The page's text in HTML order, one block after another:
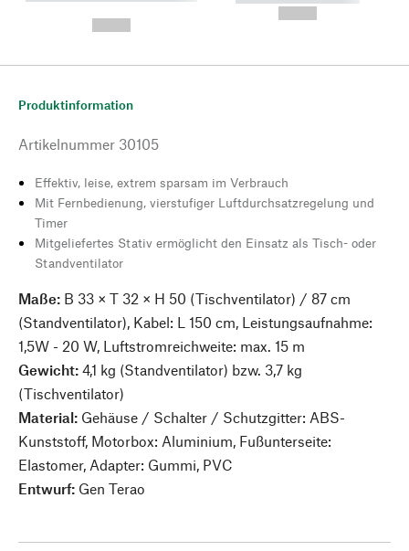
Produktinformation
Artikelnummer 30105
Effektiv, leise, extrem sparsam im Verbrauch
Mit Fernbedienung, vierstufiger Luftdurchsatzregelung und
Timer
Mitgeliefertes Stativ ermöglicht den Einsatz als Tisch- oder
Standventilator
Maße: B 33 × T 32 × H 50 (Tischventilator) / 87 cm
(Standventilator), Kabel: L 150 cm, Leistungsaufnahme:
1,5W - 20 W, Luftstromreichweite: max. 15 m
Gewicht: 4,1 kg (Standventilator) bzw. 3,7 kg
(Tischventilator)
Material: Gehäuse / Schalter / Schutzgitter: ABS-
Kunststoff, Motorbox: Aluminium, Fußunterseite:
Elastomer, Adapter: Gummi, PVC
Entwurf: Gen Terao